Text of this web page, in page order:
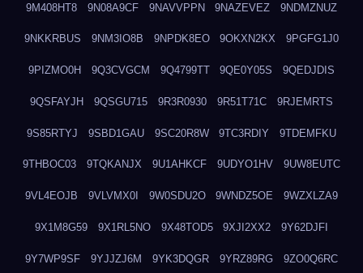
9M408HT8 9N08A9CF 9NAVVPPN 9NAZEVEZ 9NDMZNUZ
9NKKRBUS 9NM3IO8B 9NPDK8EO 9OKXN2KX 9PGFG1J0
9PIZMO0H 9Q3CVGCM 9Q4799TT 9QE0Y05S 9QEDJDIS
9QSFAYJH 9QSGU715 9R3R0930 9R51T71C 9RJEMRTS
9S85RTYJ 9SBD1GAU 9SC20R8W 9TC3RDIY 9TDEMFKU
9THBOC03 9TQKANJX 9U1AHKCF 9UDYO1HV 9UW8EUTC
9VL4EOJB 9VLVMX0I 9W0SDU2O 9WNDZ5OE 9WZXLZA9
9X1M8G59 9X1RL5NO 9X48TOD5 9XJI2XX2 9Y62DJFI
9Y7WP9SF 9YJJZJ6M 9YK3DQGR 9YRZ89RG 9ZO0Q6RC